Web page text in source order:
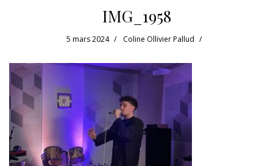
IMG_1958
5 mars 2024 Coline Ollivier Pallud